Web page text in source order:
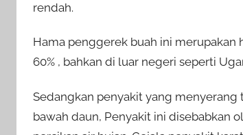
rendah.
Hama penggerek buah ini merupakan
60% , bahkan di luar negeri seperti
Sedangkan penyakit yang menyerang
bawah daun, Penyakit ini disebabkan